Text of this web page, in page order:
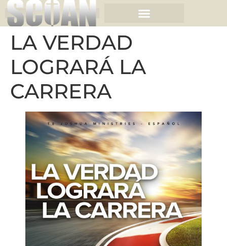
LA VERDAD
LOGRARÁ LA
CARRERA